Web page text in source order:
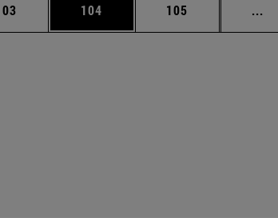
Use TAB para desplazarse.
Página
104 Página
105 ...